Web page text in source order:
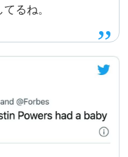
るね。